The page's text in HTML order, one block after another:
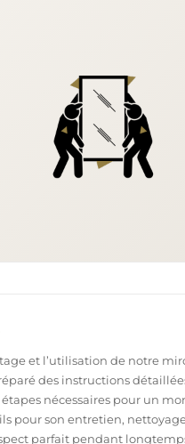
et l’utilisation de notre
des instructions
nécessaires pour un
pour son entretien,
parfait pendant